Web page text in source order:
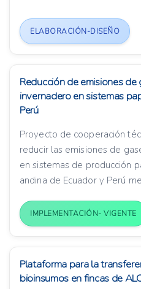
ELABORACIÓN-DISEÑO
Reducción de emisiones
invernadero en sistemas
Perú
Proyecto de cooperación
reducir las emisiones de
en sistemas de producción
andina de Ecuador y Perú
IMPLEMENTACIÓN- VIGENTE
Plataforma para la
bioinsumos en fincas de